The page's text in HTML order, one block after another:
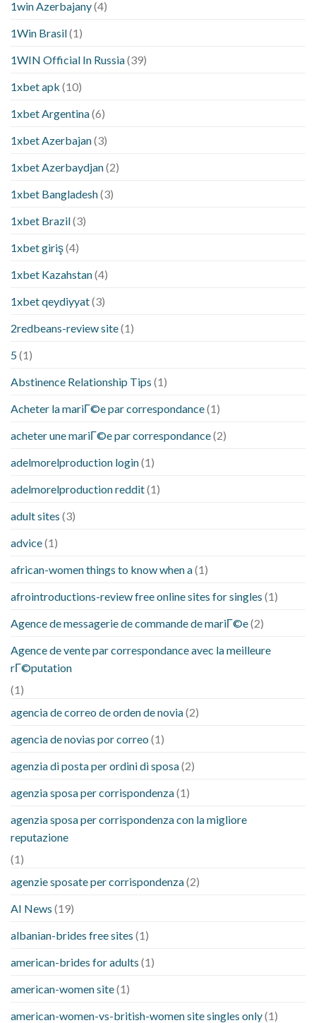
1win Azerbajany(4)
1Win Brasil(1)
1WIN Official In Russia(39)
1xbet apk (10)
1xbet Argentina(6)
1xbet Azerbajan(3)
1xbet Azerbaydjan(2)
1xbet Bangladesh(3)
1xbet Brazil(3)
1xbet giriş(4)
1xbet Kazahstan(4)
1xbet qeydiyyat(3)
2redbeans-review site(1)
5(1)
Abstinence Relationship Tips (1)
Acheter la mariГ©e par correspondance(1)
acheter une mariГ©e par correspondance(2)
adelmorelproduction login(1)
adelmorelproduction reddit(1)
adult sites (3)
advice(1)
african-women things to know when a(1)
afrointroductions-review free online sites for singles (1)
Agence de messagerie de commande de mariГ©e(2)
Agence de vente par correspondance avec la meilleure
rГ©putation
(1)
agencia de correo de orden de novia(2)
agencia de novias por correo (1)
agenzia di posta per ordini di sposa(2)
agenzia sposa per corrispondenza(1)
agenzia sposa per corrispondenza con la migliore
reputazione
(1)
agenzie sposate per corrispondenza(2)
AI News (19)
albanian-brides free sites (1)
american-brides for adults (1)
american-women site(1)
american-women-vs-british-women site singles only(1)